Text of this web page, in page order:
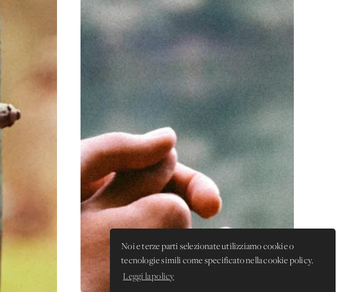
Noi e terze parti selezionate utilizziamo cookie o
tecnologie simili come specificato nella cookie policy.
Leggi la policy